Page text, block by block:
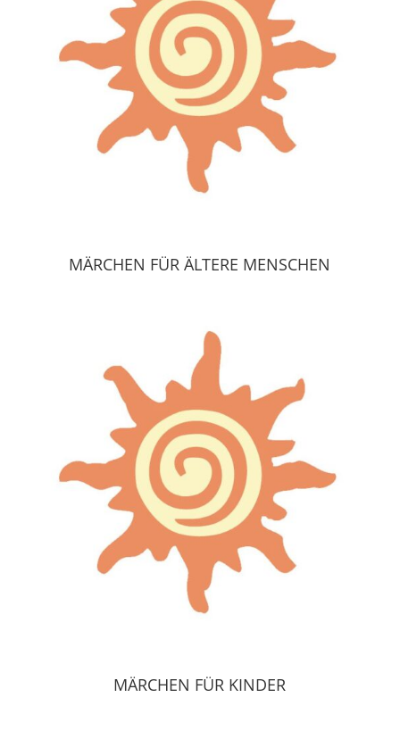
MÄRCHEN FÜR ÄLTERE MENSCHEN
MÄRCHEN FÜR KINDER